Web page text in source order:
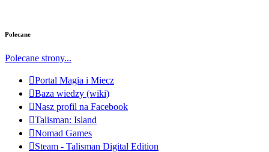
Polecane
Polecane strony...
Portal Magia i Miecz
Baza wiedzy (wiki)
Nasz profil na Facebook
Talisman: Island
Nomad Games
Steam - Talisman Digital Edition